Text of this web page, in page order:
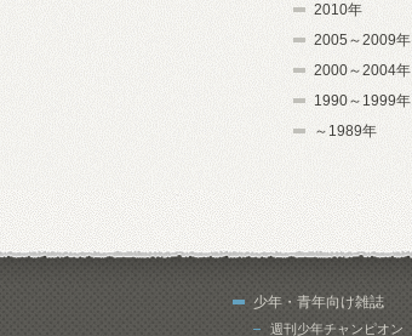
2010年
2005～2009年
2000～2004年
1990～1999年
～1989年
少年・青年向け雑誌
週刊少年チャンピオン